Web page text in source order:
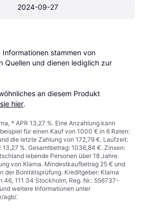
2024-09-27
stammen von
Quellen und dienen lediglich zur
an diesem Produkt
hier.
* APR 13,27 %. Eine Anzahlung kann
für einen Kauf von 1000 € in 6 Raten:
die letzte Zahlung von 172,79 €. Laufzeit:
13,27 %. Gesamtbetrag: 1036,84 €. Zinsen:
lebende Personen über 18 Jahre.
von Klarna. Mindestkaufbetrag 25 € und
der Bonitätsprüfung. Kreditgeber: Klarna
46, 111 34 Stockholm, Reg. Nr.: 556737-
weitere Informationen unter
agb/.